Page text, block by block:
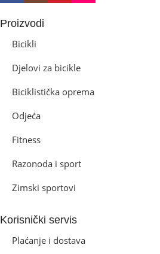
Proizvodi
Bicikli
Djelovi za bicikle
Biciklistička oprema
Odjeća
Fitness
Razonoda i sport
Zimski sportovi
Korisnički servis
Plaćanje i dostava